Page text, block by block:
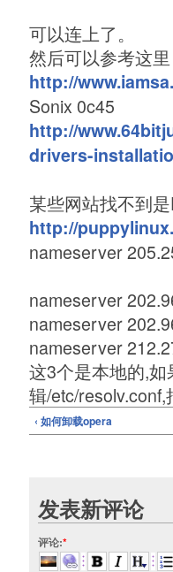
可以连上了。
然后可以参考这里
http://
Sonix 0c45
http://
drivers-
某些网站找不到
http://
nameserver
nameserver
nameserver
nameserver
这3个是本地的,
辑/etc/
‹ 如何卸载opera
发表新评论
评论:*